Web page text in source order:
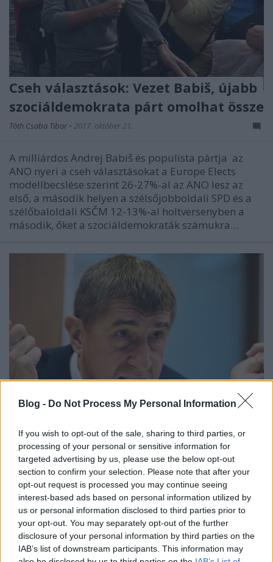
Blog - Do Not Process My Personal Information
If you wish to opt-out of the sale, sharing to third parties, or
processing of your personal or sensitive information for
targeted advertising by us, please use the below opt-out
section to confirm your selection. Please note that after your
opt-out request is processed you may continue seeing
interest-based ads based on personal information utilized by
us or personal information disclosed to third parties prior to
your opt-out. You may separately opt-out of the further
disclosure of your personal information by third parties on the
IAB’s list of downstream participants. This information may
Cseh választások: Vezet Babiš, újabb
szociáldemokrata párt omolhat össze
Tóth Csaba Tibor • 2017. október 21.
A milliárdos Andrej Babiš és populista pártja az
ANO nyeri a cseh választásokat a Europe Elects
modellbecslése szerint 26-27%-al az ANO lesz az
első, a második helyen a szélsőjobboldali SPD és a
szélőbaloldali KSČM 12-13%-al holtversenyben a
második, őket a szociáldemokraták számukra…
A helyi Simicska kerül hatalomra
Csehországban?
Kettős Mérce vendégszerző 2017. október 20.
Csehországban képviselőházi választásokat tartanak
október 20-án és 21-én. Bár egyre kevésbé merünk a
közvélemény-kutatásokra és felmérésekre
szentírásként tekinteni, szinte biztos, hogy az új